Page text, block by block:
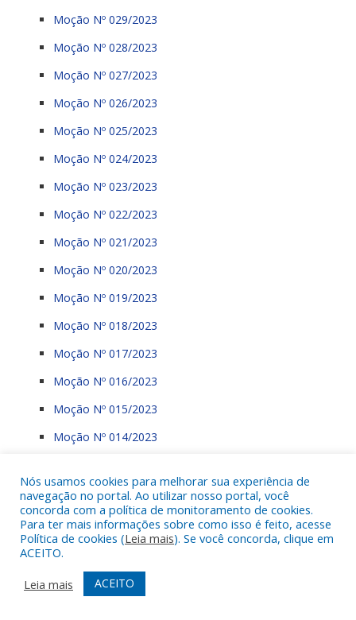
Moção Nº 029/2023
Moção Nº 028/2023
Moção Nº 027/2023
Moção Nº 026/2023
Moção Nº 025/2023
Moção Nº 024/2023
Moção Nº 023/2023
Moção Nº 022/2023
Moção Nº 021/2023
Moção Nº 020/2023
Moção Nº 019/2023
Moção Nº 018/2023
Moção Nº 017/2023
Moção Nº 016/2023
Moção Nº 015/2023
Moção Nº 014/2023
Moção Nº 012/2023
Moção Nº 011/2023
Moção Nº 010/2023
Moção Nº 009/2023
Nós usamos cookies para melhorar sua experiência de
navegação no portal. Ao utilizar nosso portal, você
concorda com a política de monitoramento de cookies.
Para ter mais informações sobre como isso é feito, acesse
Política de cookies (Leia mais). Se você concorda, clique em
ACEITO.
Leia mais
ACEITO